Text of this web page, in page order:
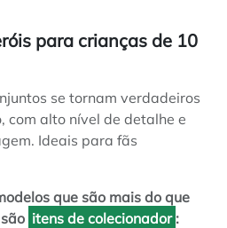
para crianças de 10
se tornam verdadeiros
com alto nível de detalhe e
Ideais para fãs
que são mais do que
itens de colecionador :